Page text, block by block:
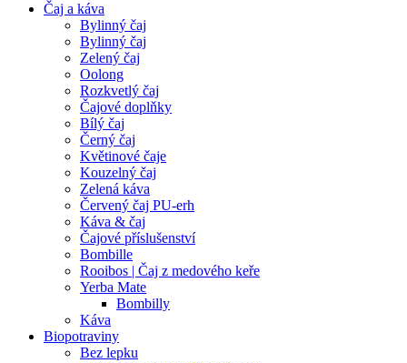
Čaj a káva
Bylinný čaj
Bylinný čaj
Zelený čaj
Oolong
Rozkvetlý čaj
Čajové doplňky
Bílý čaj
Černý čaj
Květinové čaje
Kouzelný čaj
Zelená káva
Červený čaj PU-erh
Káva & čaj
Čajové příslušenství
Bombille
Rooibos | Čaj z medového keře
Yerba Mate
Bombilly
Káva
Biopotraviny
Bez lepku